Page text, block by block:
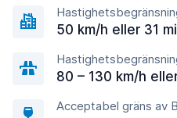
50 km/h eller 31
80 – 130 km/h
Acceptabel gräns av